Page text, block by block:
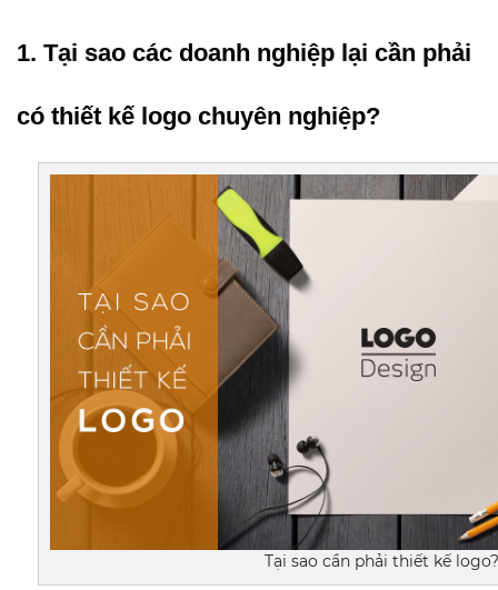
1. Tại sao các doanh nghiệp lại cần phải
có thiết kế logo chuyên nghiệp?
Tại sao cần phải thiết kế